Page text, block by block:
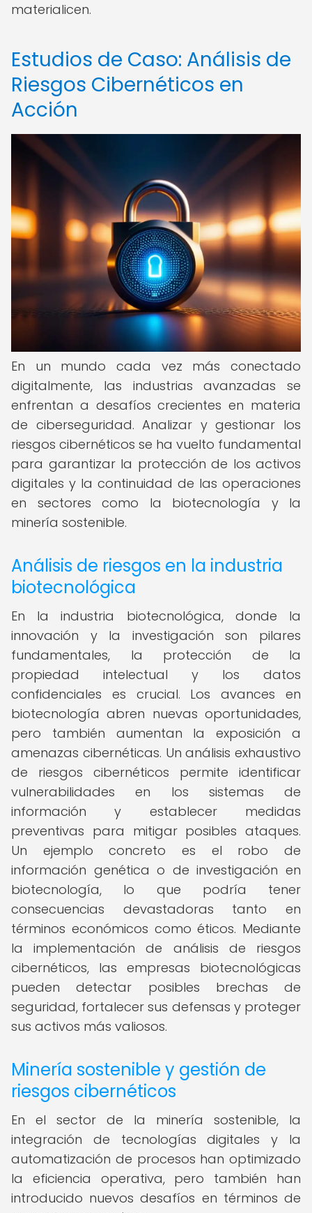
materialicen.
Estudios de Caso: Análisis de
Riesgos Cibernéticos en
Acción
En un mundo cada vez más conectado
digitalmente, las industrias avanzadas se
enfrentan a desafíos crecientes en materia
de ciberseguridad. Analizar y gestionar los
riesgos cibernéticos se ha vuelto fundamental
para garantizar la protección de los activos
digitales y la continuidad de las operaciones
en sectores como la biotecnología y la
minería sostenible.
Análisis de riesgos en la industria
biotecnológica
En la industria biotecnológica, donde la
innovación y la investigación son pilares
fundamentales, la protección de la
propiedad intelectual y los datos
confidenciales es crucial. Los avances en
biotecnología abren nuevas oportunidades,
pero también aumentan la exposición a
amenazas cibernéticas. Un análisis exhaustivo
de riesgos cibernéticos permite identificar
vulnerabilidades en los sistemas de
información y establecer medidas
preventivas para mitigar posibles ataques.
Un ejemplo concreto es el robo de
información genética o de investigación en
biotecnología, lo que podría tener
consecuencias devastadoras tanto en
términos económicos como éticos. Mediante
la implementación de análisis de riesgos
cibernéticos, las empresas biotecnológicas
pueden detectar posibles brechas de
seguridad, fortalecer sus defensas y proteger
sus activos más valiosos.
Minería sostenible y gestión de
riesgos cibernéticos
En el sector de la minería sostenible, la
integración de tecnologías digitales y la
automatización de procesos han optimizado
la eficiencia operativa, pero también han
introducido nuevos desafíos en términos de